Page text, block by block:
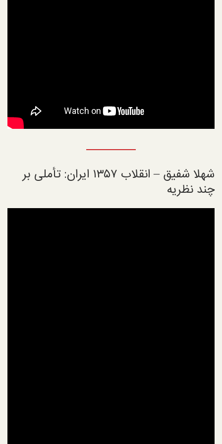
شهلا شفیق – انقلاب ۱۳۵۷ ایران: تأملی بر
چند نظریه